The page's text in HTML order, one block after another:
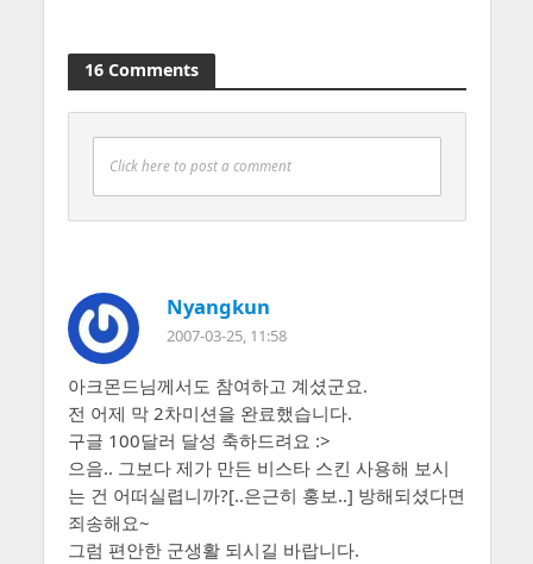
16 Comments
Click here to post a comment
Nyangkun
2007-03-25, 11:58
아크몬드님께서도 참여하고 계셨군요.
전 어제 막 2차미션을 완료했습니다.
구글 100달러 달성 축하드려요 :>
으음.. 그보다 제가 만든 비스타 스킨 사용해 보시
는 건 어떠실렵니까?[..은근히 홍보..] 방해되셨다면
죄송해요~
그럼 편안한 군생활 되시길 바랍니다.